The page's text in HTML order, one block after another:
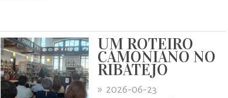
UM ROTEIRO
CAMONIANO NO
RIBATEJO
» 2026-06-23